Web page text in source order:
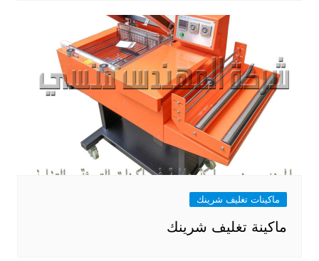
ماكينات تغليف شرينك
ماكينة تغليف شرينك